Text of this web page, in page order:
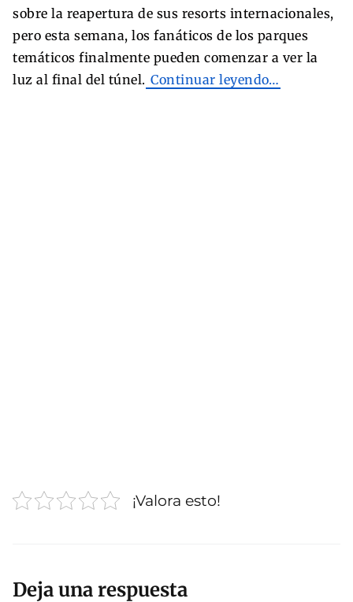
sobre la reapertura de sus resorts internacionales,
pero esta semana, los fanáticos de los parques
temáticos finalmente pueden comenzar a ver la
luz al final del túnel. Continuar leyendo…
¡Valora esto!
Deja una respuesta